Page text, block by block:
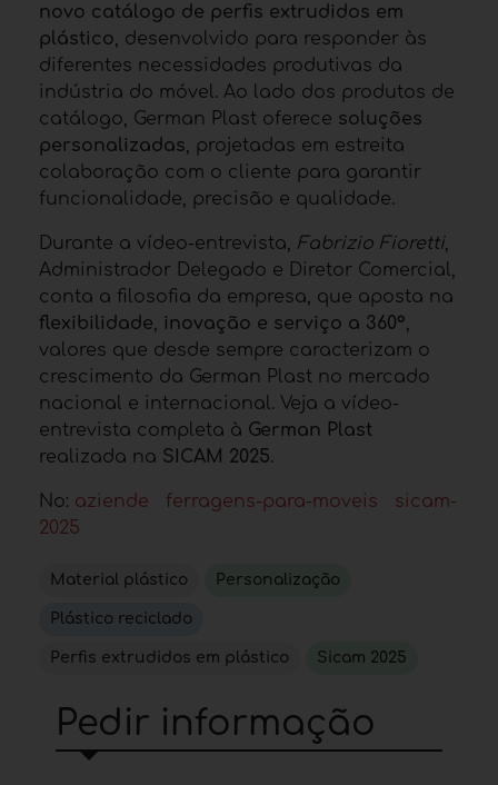
novo catálogo de perfis extrudidos em
plástico, desenvolvido para responder às
diferentes necessidades produtivas da
indústria do móvel. Ao lado dos produtos de
catálogo, German Plast oferece soluções
personalizadas, projetadas em estreita
colaboração com o cliente para garantir
funcionalidade, precisão e qualidade.
Durante a vídeo-entrevista, Fabrizio Fioretti,
Administrador Delegado e Diretor Comercial,
conta a filosofia da empresa, que aposta na
flexibilidade, inovação e serviço a 360°,
valores que desde sempre caracterizam o
crescimento da German Plast no mercado
nacional e internacional. Veja a vídeo-
entrevista completa à German Plast
realizada na SICAM 2025.
No: aziende ferragens-para-moveis
sicam-
2025
Material plástico Personalização
Plástico reciclado
Perfis extrudidos em plástico Sicam 2025
Pedir informação